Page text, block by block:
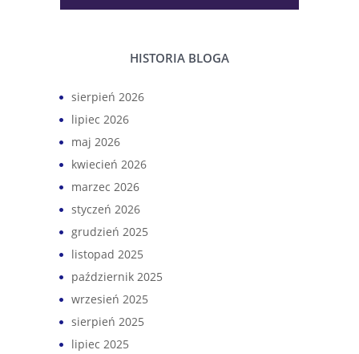
HISTORIA BLOGA
sierpień 2026
lipiec 2026
maj 2026
kwiecień 2026
marzec 2026
styczeń 2026
grudzień 2025
listopad 2025
październik 2025
wrzesień 2025
sierpień 2025
lipiec 2025